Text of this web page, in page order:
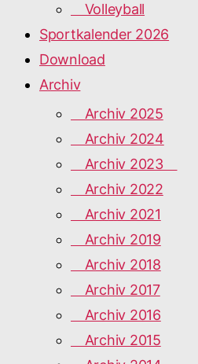
Volleyball
Sportkalender 2026
Download
Archiv
Archiv 2025
Archiv 2024
Archiv 2023
Archiv 2022
Archiv 2021
Archiv 2019
Archiv 2018
Archiv 2017
Archiv 2016
Archiv 2015